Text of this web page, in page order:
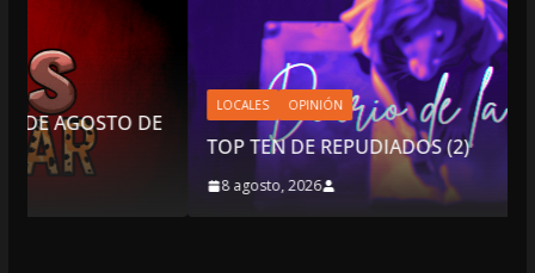
LOCALES
TOP TEN DE REPUDIADOS (2)